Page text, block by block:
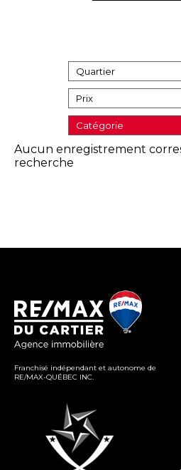
Quartier
Prix
Catégorie
Aucun enregistrement
recherche
Franchisé indépendant et autonome de
RE/MAX-QUÉBEC INC.